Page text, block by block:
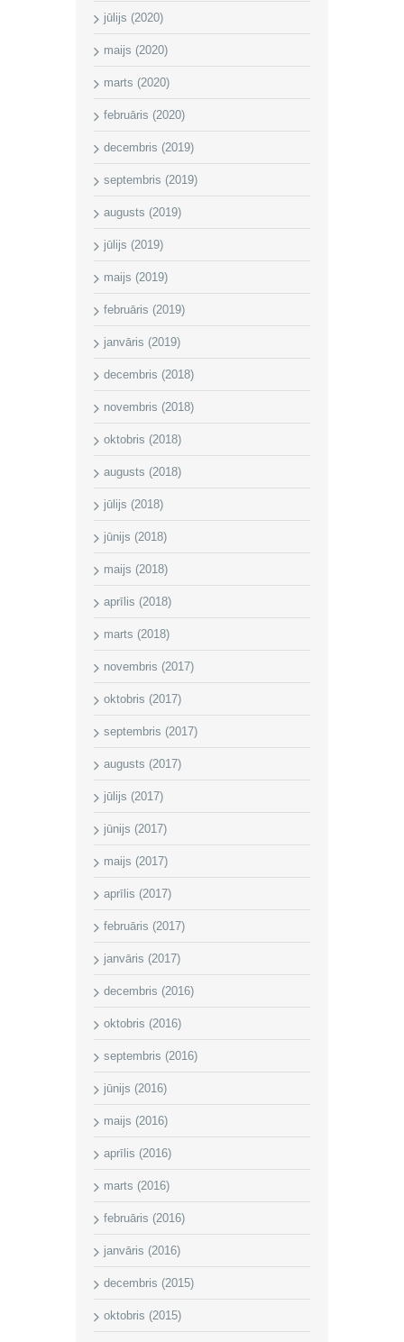
jūlijs (2020)
maijs (2020)
marts (2020)
februāris (2020)
decembris (2019)
septembris (2019)
augusts (2019)
jūlijs (2019)
maijs (2019)
februāris (2019)
janvāris (2019)
decembris (2018)
novembris (2018)
oktobris (2018)
augusts (2018)
jūlijs (2018)
jūnijs (2018)
maijs (2018)
aprīlis (2018)
marts (2018)
novembris (2017)
oktobris (2017)
septembris (2017)
augusts (2017)
jūlijs (2017)
jūnijs (2017)
maijs (2017)
aprīlis (2017)
februāris (2017)
janvāris (2017)
decembris (2016)
oktobris (2016)
septembris (2016)
jūnijs (2016)
maijs (2016)
aprīlis (2016)
marts (2016)
februāris (2016)
janvāris (2016)
decembris (2015)
oktobris (2015)